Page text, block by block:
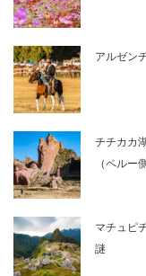
アルゼン
チチカカ
（ペルー
マチュピ
謎